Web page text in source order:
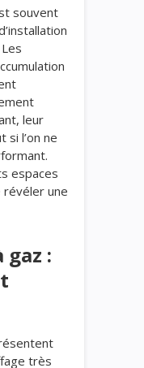
souvent
leur
l’on ne
espaces
révéler une
gaz :
très